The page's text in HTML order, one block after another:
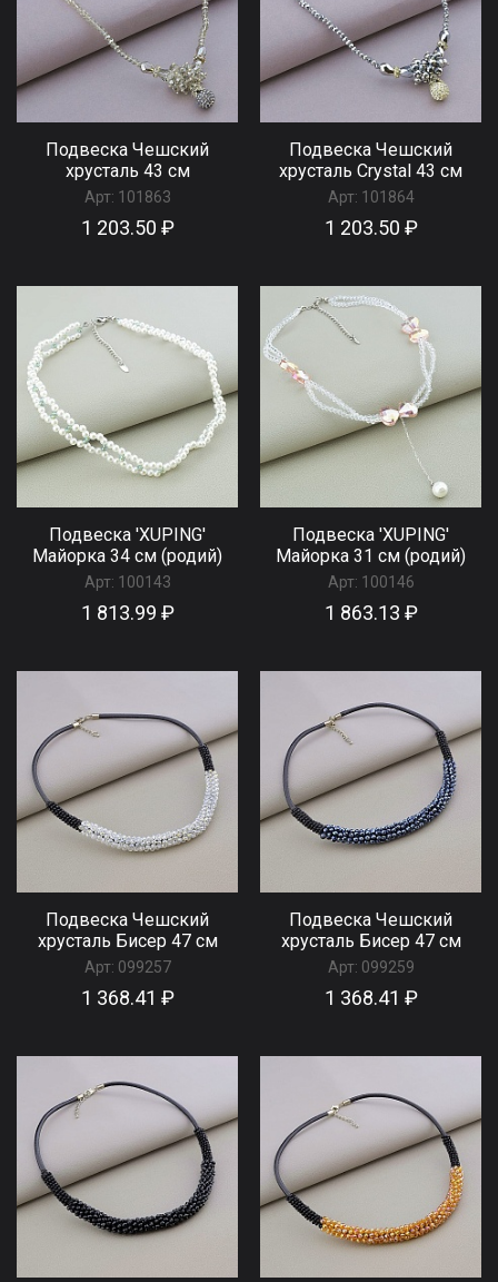
Подвеска Чешский
хрусталь 43 см
Арт: 101863
1 203.50 ₽
Подвеска Чешский
хрусталь Сrystal 43 см
Арт: 101864
1 203.50 ₽
Подвеска 'XUPING'
Майорка 34 см (родий)
Арт: 100143
1 813.99 ₽
Подвеска 'XUPING'
Майорка 31 см (родий)
Арт: 100146
1 863.13 ₽
Подвеска Чешский
хрусталь Бисер 47 см
Арт: 099257
1 368.41 ₽
Подвеска Чешский
хрусталь Бисер 47 см
Арт: 099259
1 368.41 ₽